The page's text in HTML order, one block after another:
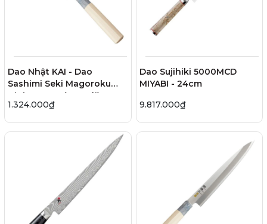
Dao Nhật KAI - Dao
Sashimi Seki Magoroku
Ginju - 21cm (tay trái)
1.324.000₫
Dao Sujihiki 5000MCD
MIYABI - 24cm
9.817.000₫